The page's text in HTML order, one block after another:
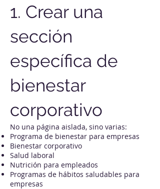
1. Crear una
sección
específica de
bienestar
corporativo
No una página aislada, sino varias:
Programa de bienestar para empresas
Bienestar corporativo
Salud laboral
Nutrición para empleados
Programas de hábitos saludables para
empresas